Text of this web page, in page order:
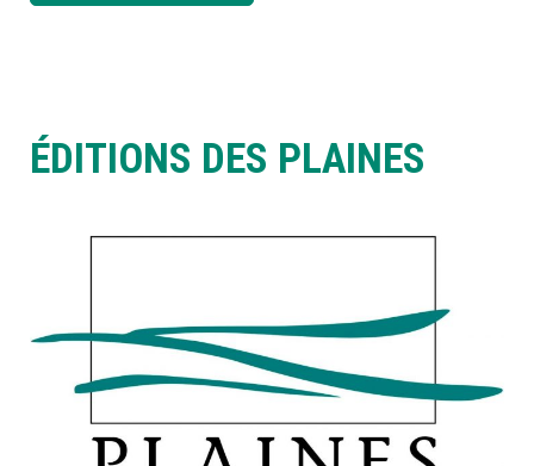
ÉDITIONS DES PLAINES